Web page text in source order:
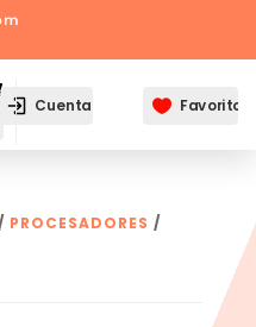
Cuenta  Favoritos
PROCESADORES /